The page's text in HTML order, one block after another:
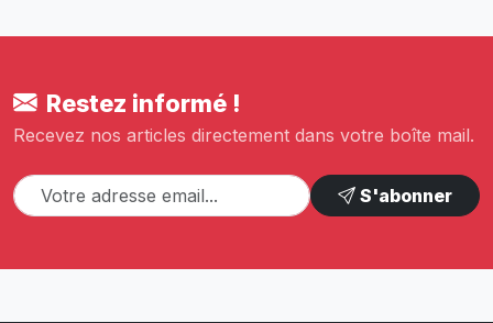
Restez informé !
Recevez nos articles directement dans votre boîte mail.
S'abonner